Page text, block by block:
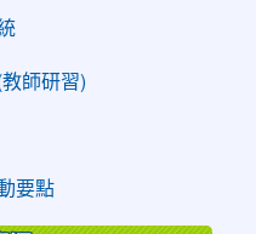
師研習)
要點